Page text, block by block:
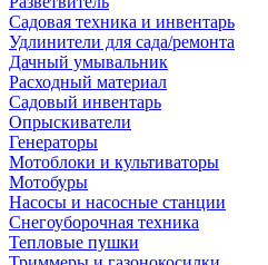
Садовая техника и инвентарь
Удлинители для сада/ремонта
Дачный умывальник
Расходный материал
Садовый инвентарь
Опрыскиватели
Генераторы
Мотоблоки и культиваторы
Мотобуры
Насосы и насосные станции
Снегоуборочная техника
Тепловые пушки